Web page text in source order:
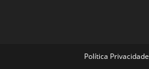
Política Privacidade